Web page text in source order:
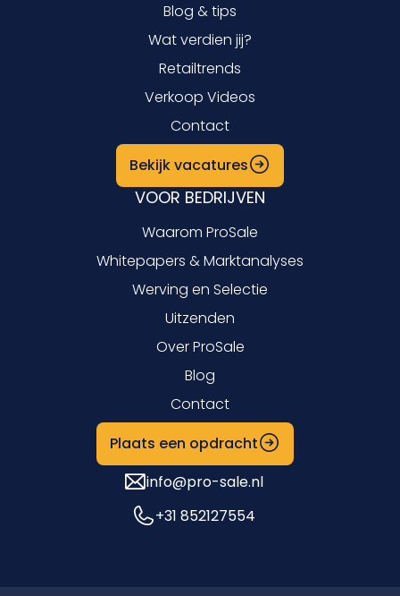
Blog & tips
Wat verdien jij?
Retailtrends
Verkoop Videos
Contact
Bekijk vacatures
VOOR BEDRIJVEN
Waarom ProSale
Whitepapers & Marktanalyses
Werving en Selectie
Uitzenden
Over ProSale
Blog
Contact
Plaats een opdracht
info@pro-sale.nl
+31 852127554